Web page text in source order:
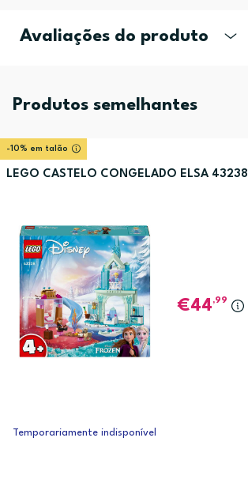
Avaliações do produto
Produtos semelhantes
-10% em talão
LEGO CASTELO CONGELADO ELSA 43238
44,99
Temporariamente indisponível